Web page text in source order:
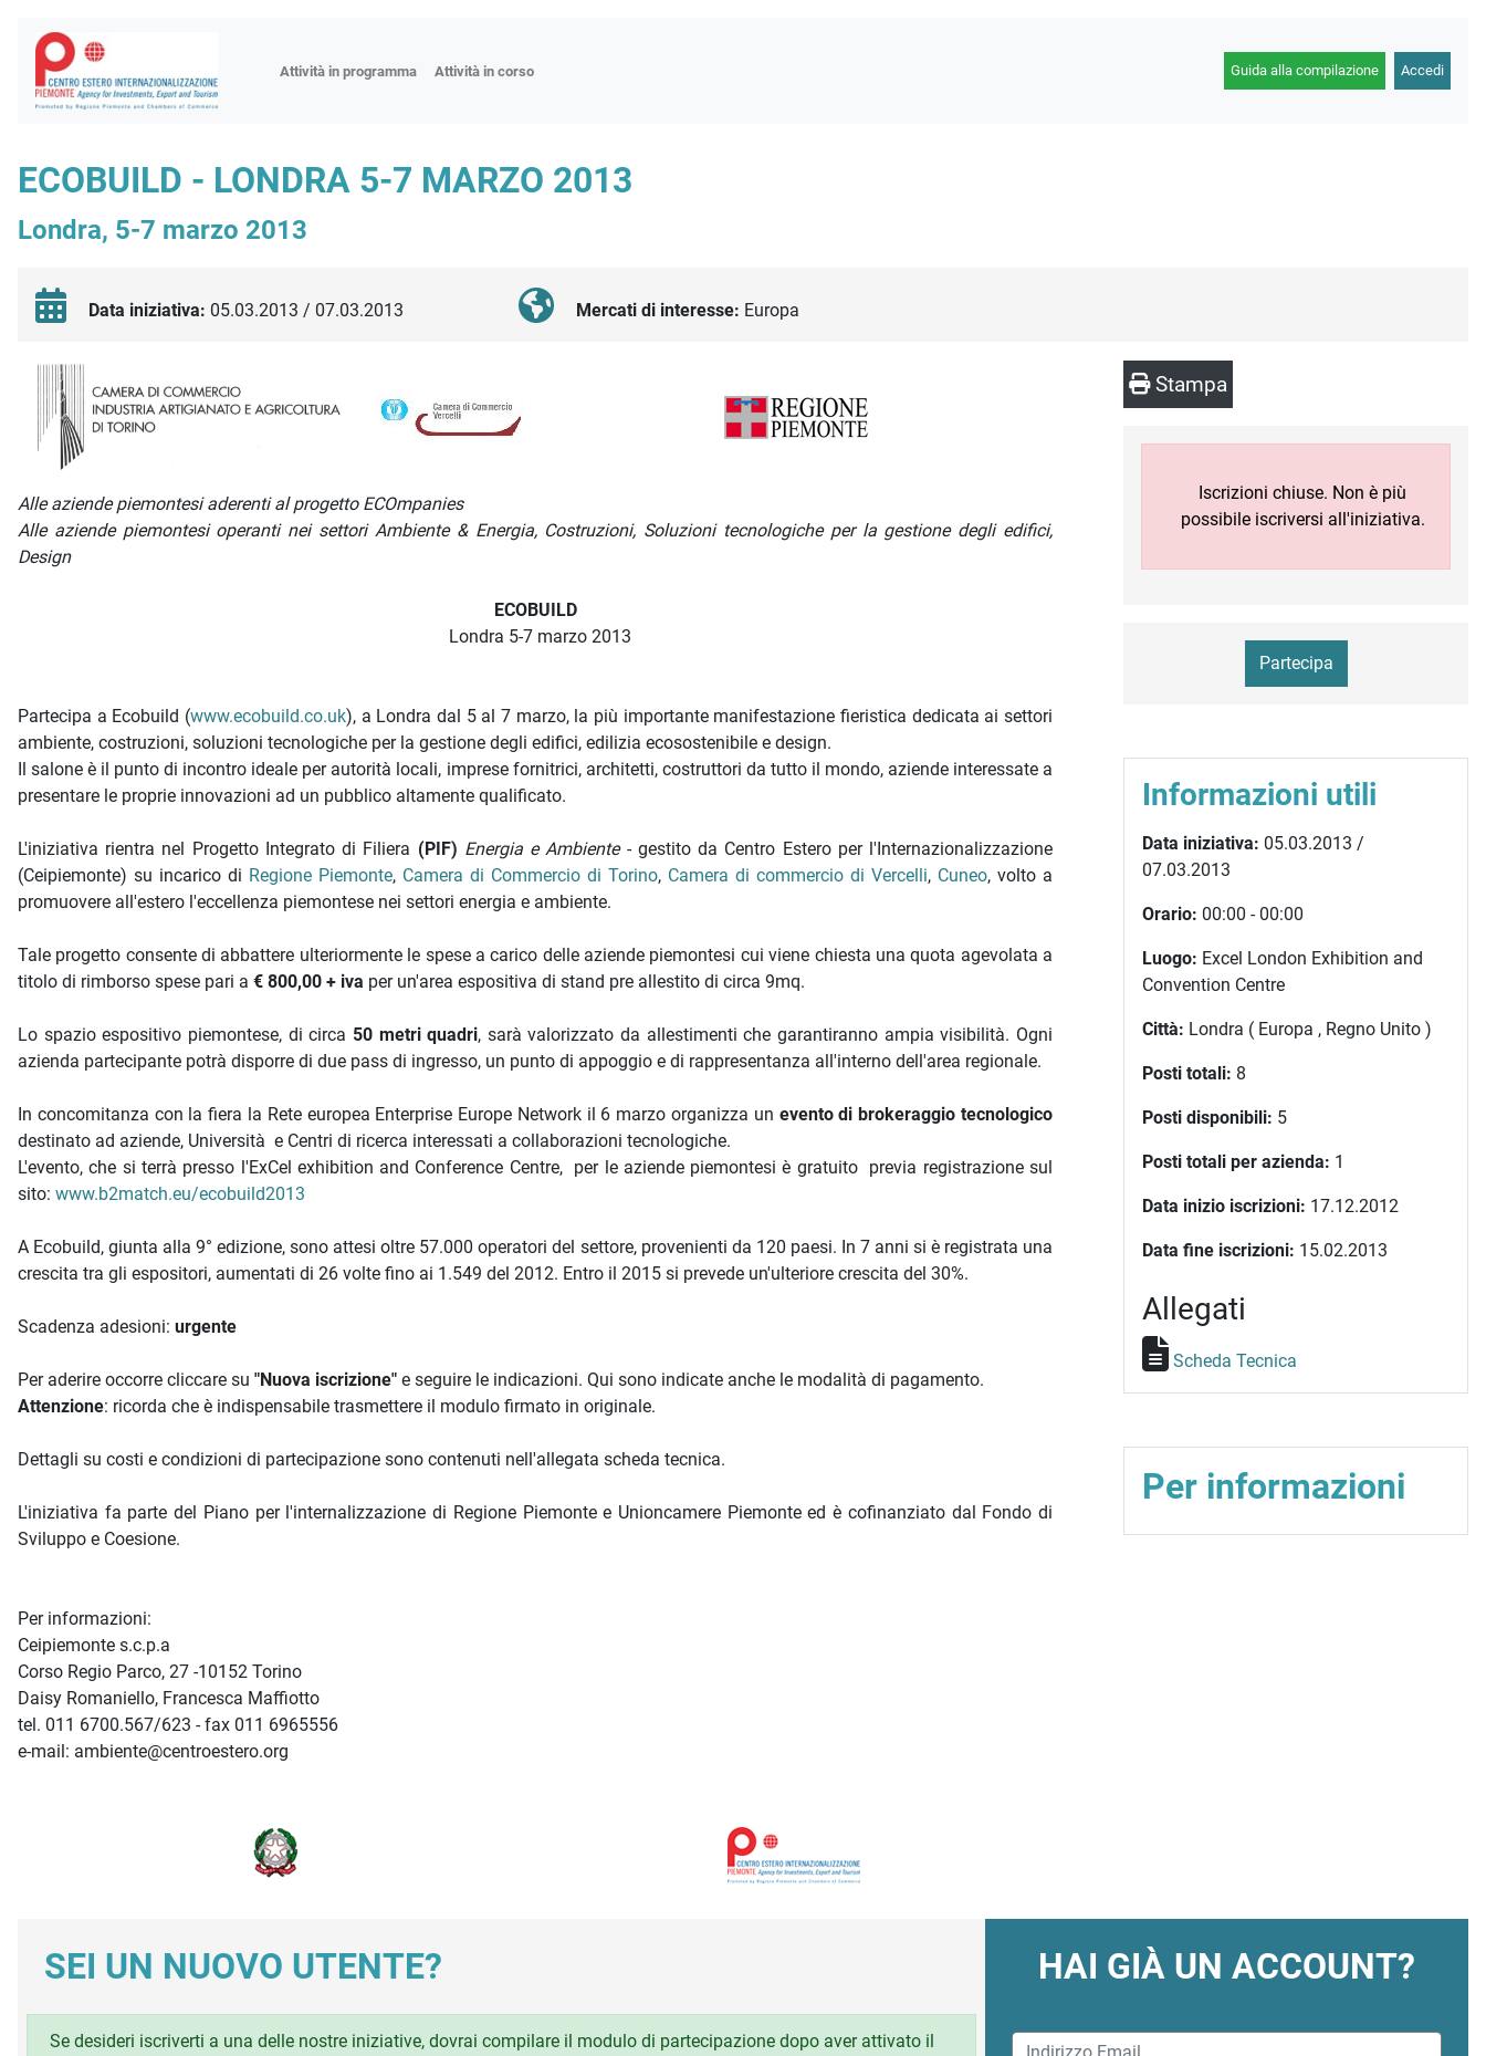
Attività in programma Attività in corso
Fiere
Workshop
Focus settoriali
Guida alla compilazione Accedi
ECOBUILD - LONDRA 5-7 MARZO 2013
Londra, 5-7 marzo 2013
Data iniziativa: 05.03.2013 / 07.03.2013 Mercati di interesse: Europa
Descrizione iniziativa
Alle aziende piemontesi aderenti al progetto ECOmpanies
Alle aziende piemontesi operanti nei settori Ambiente & Energia, Costruzioni, Soluzioni tecnologiche per la gestione degli edifici,
Design
ECOBUILD
Londra 5-7 marzo 2013
Partecipa a Ecobuild (www.ecobuild.co.uk), a Londra dal 5 al 7 marzo, la più importante manifestazione fieristica dedicata ai settori
ambiente, costruzioni, soluzioni tecnologiche per la gestione degli edifici, edilizia ecosostenibile e design.
Il salone è il punto di incontro ideale per autorità locali, imprese fornitrici, architetti, costruttori da tutto il mondo, aziende interessate a
presentare le proprie innovazioni ad un pubblico altamente qualificato.
L'iniziativa rientra nel Progetto Integrato di Filiera (PIF) Energia e Ambiente- gestito da Centro Estero per l'Internazionalizzazione
(Ceipiemonte) su incarico di Regione Piemonte, Camera di Commercio di Torino, Camera di commercio di Vercelli, Cuneo, volto a
promuovere all'estero l'eccellenza piemontese nei settori energia e ambiente.
Tale progetto consente di abbattere ulteriormente le spese a carico delle aziende piemontesi cui viene chiesta una quota agevolata a
titolo di rimborso spese pari a € 800,00 + iva per un'area espositiva di stand pre allestito di circa 9mq.
Lo spazio espositivo piemontese, di circa 50 metri quadri, sarà valorizzato da allestimenti che garantiranno ampia visibilità. Ogni
azienda partecipante potrà disporre di due pass di ingresso, un punto di appoggio e di rappresentanza all'interno dell'area regionale.
In concomitanza con la fiera la Rete europea Enterprise Europe Network il 6 marzo organizza un evento di brokeraggio tecnologico
destinato ad aziende, Università e Centri di ricerca interessati a collaborazioni tecnologiche.
L'evento, che si terrà presso l'ExCel exhibition and Conference Centre, per le aziende piemontesi è gratuito previa registrazione sul
sito: www.b2match.eu/ecobuild2013
A Ecobuild, giunta alla 9° edizione, sono attesi oltre 57.000 operatori del settore, provenienti da 120 paesi. In 7 anni si è registrata una
crescita tra gli espositori, aumentati di 26 volte fino ai 1.549 del 2012. Entro il 2015 si prevede un'ulteriore crescita del 30%.
Scadenza adesioni: urgente
Per aderire occorre cliccare su "Nuova iscrizione" e seguire le indicazioni. Qui sono indicate anche le modalità di pagamento.
Attenzione: ricorda che è indispensabile trasmettere il modulo firmato in originale.
Dettagli su costi e condizioni di partecipazione sono contenuti nell'allegata scheda tecnica.
L'iniziativa fa parte del Piano per l'internalizzazione di Regione Piemonte e Unioncamere Piemonte ed è cofinanziato dal Fondo di
Sviluppo e Coesione.
Per informazioni:
Ceipiemonte s.c.p.a
Corso Regio Parco, 27 -10152 Torino
Daisy Romaniello, Francesca Maffiotto
tel. 011 6700.567/623 - fax 011 6965556
e-mail: ambiente@centroestero.org
Stampa
Iscrizioni chiuse. Non è più
possibile iscriversi all'iniziativa.
Partecipa
Informazioni utili
Data iniziativa: 05.03.2013 /
07.03.2013
Orario: 00:00 - 00:00
Luogo: Excel London Exhibition and
Convention Centre
Città: Londra ( Europa , Regno Unito )
Posti totali: 8
Posti disponibili: 5
Posti totali per azienda: 1
Data inizio iscrizioni: 17.12.2012
Data fine iscrizioni: 15.02.2013
Allegati
Scheda Tecnica
Per informazioni
SEI UN NUOVO UTENTE?
Se desideri iscriverti a una delle nostre iniziative, dovrai compilare il modulo di partecipazione dopo aver attivato il
HAI GIÀ UN ACCOUNT?